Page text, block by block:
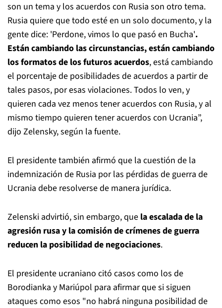
son un tema y los acuerdos con Rusia son otro tema.
Rusia quiere que todo esté en un solo documento, y la
gente dice: 'Perdone, vimos lo que pasó en Bucha'.
Están cambiando las circunstancias, están cambiando
los formatos de los futuros acuerdos, está cambiando
el porcentaje de posibilidades de acuerdos a partir de
tales pasos, por esas violaciones. Todos lo ven, y
quieren cada vez menos tener acuerdos con Rusia, y al
mismo tiempo quieren tener acuerdos con Ucrania”,
dijo Zelensky, según la fuente.
El presidente también afirmó que la cuestión de la
indemnización de Rusia por las pérdidas de guerra de
Ucrania debe resolverse de manera jurídica.
Zelenski advirtió, sin embargo, que la escalada de la
agresión rusa y la comisión de crímenes de guerra
reducen la posibilidad de negociaciones.
El presidente ucraniano citó casos como los de
Borodianka y Mariúpol para afirmar que si siguen
ataques como esos "no habrá ninguna posibilidad de